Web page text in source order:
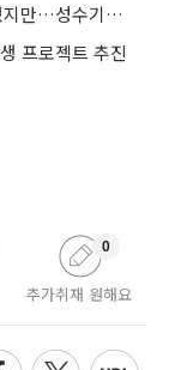
NH투자증권 "롯데관광개발, 1분기 부진했지만…성수기와 함께 호실적 전망"
프로젝트 추진
추가취재 원해요
0